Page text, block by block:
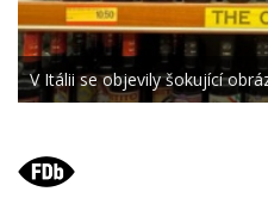
V Itálii se objevily šokující